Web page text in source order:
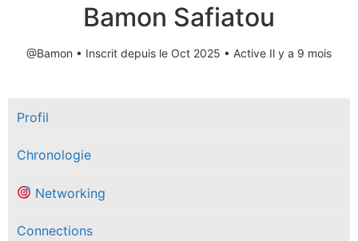
Bamon Safiatou
@Bamon • Inscrit depuis le Oct 2025 • Active Il y a 9 mois
Profil
Chronologie
Networking
Connections